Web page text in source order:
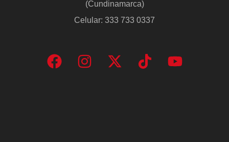
(Cundinamarca)
Celular: 333 733 0337